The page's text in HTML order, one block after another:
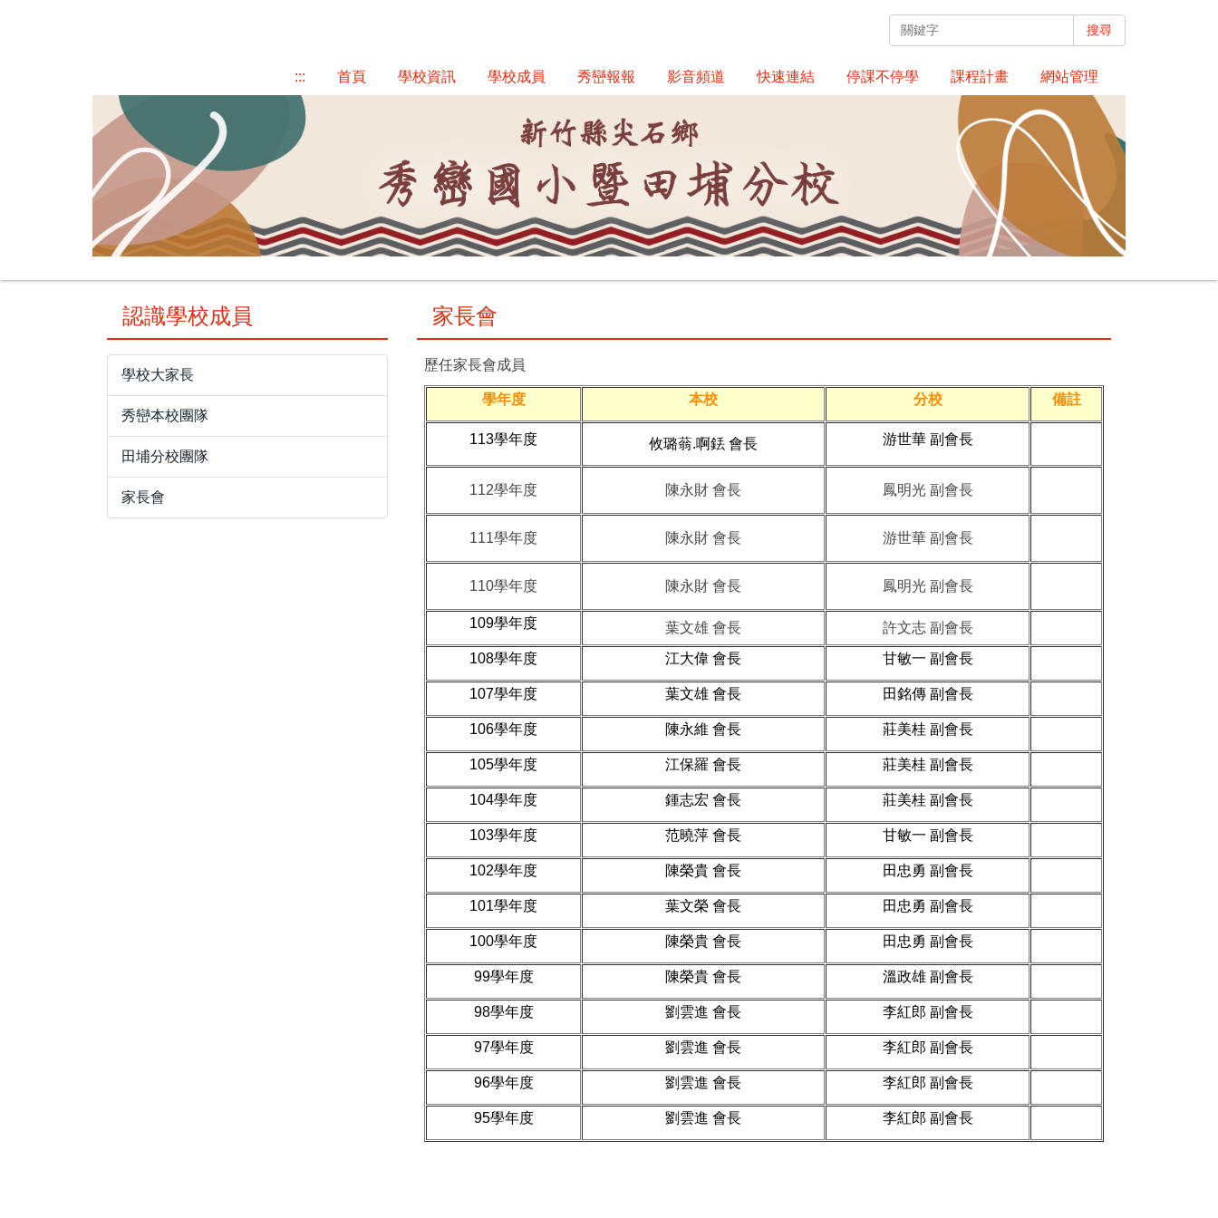
搜尋
::: 首頁 學校資訊 學校成員 秀巒報報 影音頻道 快速連結 停課不停學 課程計畫 網站管理
認識學校成員
學校大家長
秀巒本校團隊
田埔分校團隊
家長會
家長會
歷任家長會成員
學年度 本校 分校 備註
113學年度 攸璐蓊.啊銩 會長 游世華 副會長
112學年度 陳永財 會長 鳳明光 副會長
111學年度 陳永財 會長 游世華 副會長
110學年度 陳永財 會長 鳳明光 副會長
109學年度 葉文雄 會長
許文志 副會長
108學年度
江大偉 會長 甘敏一 副會長
107學年度 葉文雄 會長 田銘傳 副會長
106學年度 陳永維 會長 莊美桂 副會長
105學年度 江保羅 會長 莊美桂 副會長
104學年度 鍾志宏 會長 莊美桂 副會長
103學年度 范曉萍 會長 甘敏一 副會長
102學年度 陳榮貴 會長 田忠勇 副會長
101學年度 葉文榮 會長 田忠勇 副會長
100學年度 陳榮貴 會長 田忠勇 副會長
99學年度 陳榮貴 會長 溫政雄 副會長
98學年度 劉雲進 會長 李紅郎 副會長
97學年度 劉雲進 會長 李紅郎 副會長
96學年度 劉雲進 會長 李紅郎 副會長
95學年度 劉雲進 會長 李紅郎 副會長